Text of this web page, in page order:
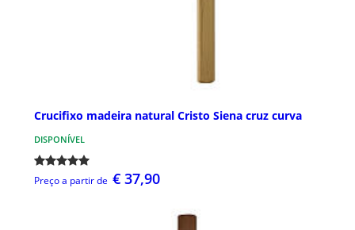
Crucifixo madeira natural Cristo Siena cruz curva
DISPONÍVEL
Preço a partir de € 37,90